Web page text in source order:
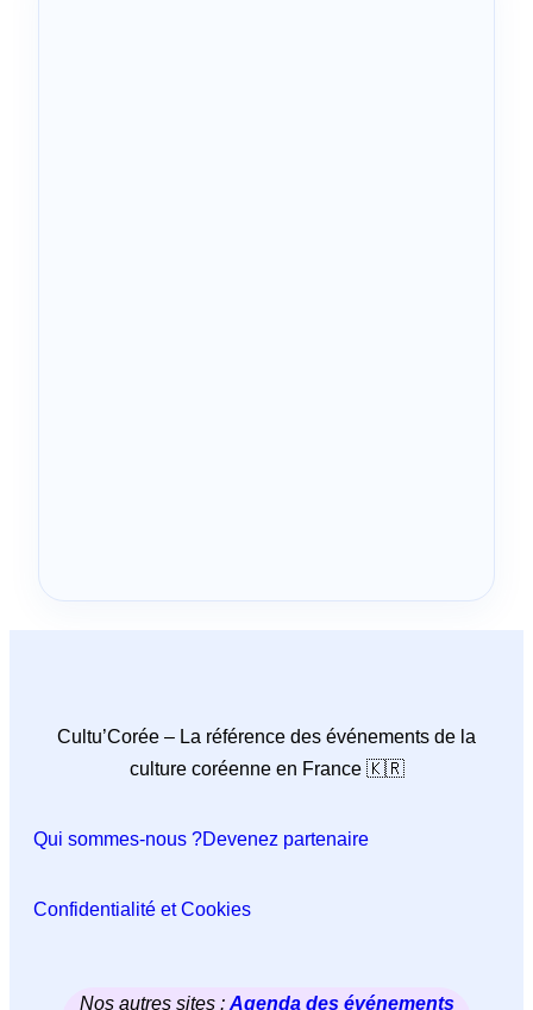
Cultu’Corée – La référence des événements de la
culture coréenne en France 🇰🇷
Qui sommes-nous ?Devenez partenaire
Confidentialité et Cookies
Nos autres sites : Agenda des événements